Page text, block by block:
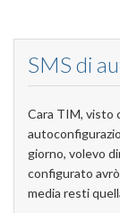
SMS di
Cara TIM, visto
giorno, volevo
configurato
media resti